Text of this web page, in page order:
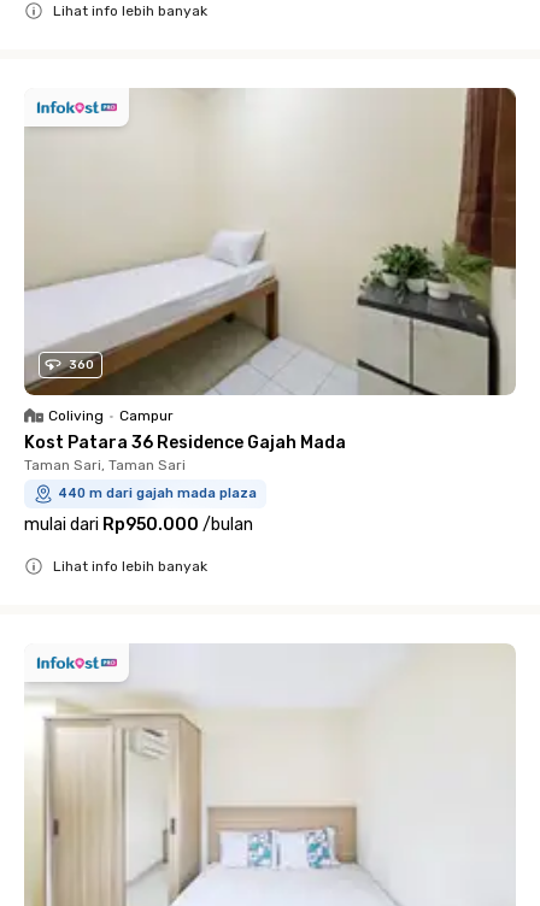
Lihat info lebih banyak
360
Coliving • Campur
Kost Patara 36 Residence Gajah Mada
Taman Sari, Taman Sari
440 m dari gajah mada plaza
mulai dari Rp950.000 /bulan
Lihat info lebih banyak